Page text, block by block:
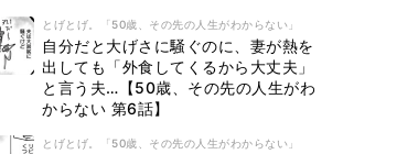
とげとげ。「50歳、その先の人生がわからない」
自分だと大げさに騒ぐのに、妻が熱を
出しても「外食してくるから大丈夫」
と言う夫…【50歳、その先の人生がわ
からない 第6話】
とげとげ。「50歳、その先の人生がわからない」